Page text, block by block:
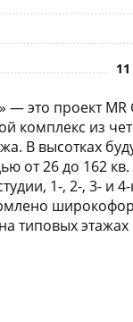
— это проект
комплекс из
В высотках
от 26 до 162
1-, 2-, 3- и
типовых этажах